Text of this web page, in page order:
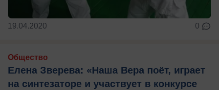
19.04.2020 0
Общество
Елена Зверева: «Наша Вера поёт, играет
на синтезаторе и участвует в конкурсе